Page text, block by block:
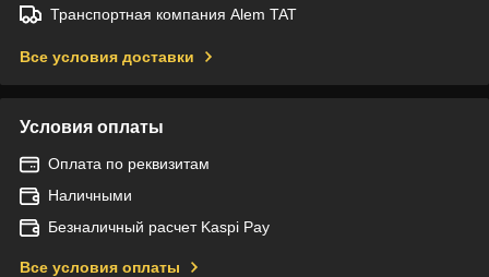
Транспортная компания Alem TAT
Все условия доставки
Условия оплаты
Оплата по реквизитам
Наличными
Безналичный расчет Kaspi Pay
Все условия оплаты